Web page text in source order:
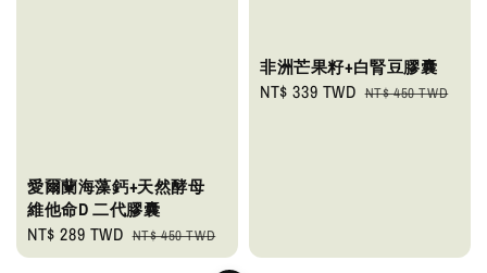
愛爾蘭海藻鈣+天然酵母
維他命D 二代膠囊
Sale
price
NT$ 289 TWD Regular
price
NT$ 450 TWD
非洲芒果籽+白腎豆膠囊
Sale
NT$ 339 TWD Regular
NT$ 450 TWD